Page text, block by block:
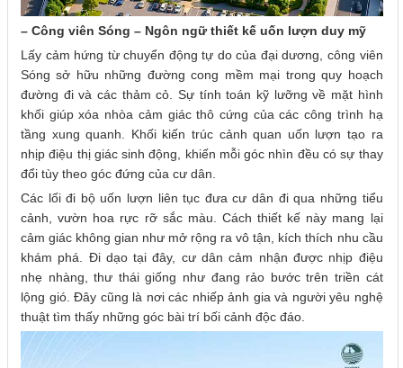
– Công viên Sóng – Ngôn ngữ thiết kế uốn lượn duy mỹ
Lấy cảm hứng từ chuyển động tự do của đại dương, công viên
Sóng sở hữu những đường cong mềm mại trong quy hoạch
đường đi và các thảm cỏ. Sự tính toán kỹ lưỡng về mặt hình
khối giúp xóa nhòa cảm giác thô cứng của các công trình hạ
tầng xung quanh. Khối kiến trúc cảnh quan uốn lượn tạo ra
nhịp điệu thị giác sinh động, khiến mỗi góc nhìn đều có sự thay
đổi tùy theo góc đứng của cư dân.
Các lối đi bộ uốn lượn liên tục đưa cư dân đi qua những tiểu
cảnh, vườn hoa rực rỡ sắc màu. Cách thiết kế này mang lại
cảm giác không gian như mở rộng ra vô tận, kích thích nhu cầu
khám phá. Đi dạo tại đây, cư dân cảm nhận được nhịp điệu
nhẹ nhàng, thư thái giống như đang rảo bước trên triền cát
lộng gió. Đây cũng là nơi các nhiếp ảnh gia và người yêu nghệ
thuật tìm thấy những góc bài trí bối cảnh độc đáo.